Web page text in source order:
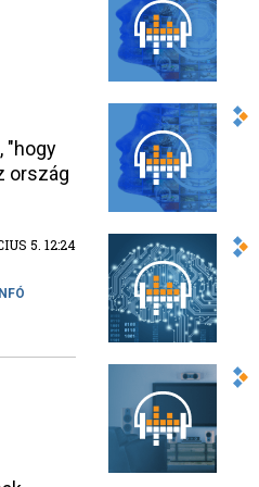
"hogy
ország
5. 12:24